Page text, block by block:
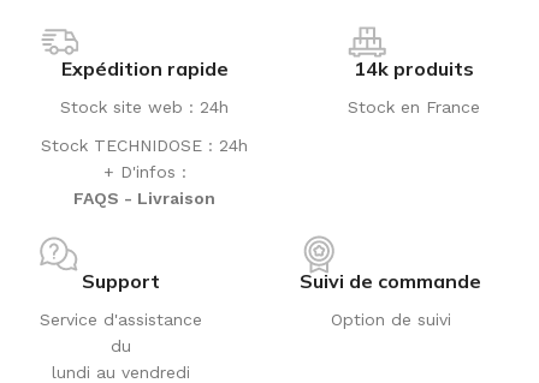
Expédition rapide
Stock site web : 24h
Stock TECHNIDOSE : 24h
+ D'infos :
FAQS - Livraison
14k produits
Stock en France
Support
Service d'assistance
du
lundi au vendredi
Suivi de commande
Option de suivi